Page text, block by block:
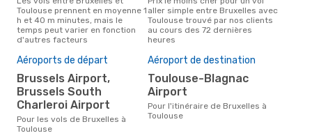
Toulouse prennent en moyenne 1
h et 40 m minutes, mais le
temps peut varier en fonction
d'autres facteurs
aller simple entre Bruxelles avec
Toulouse trouvé par nos clients
au cours des 72 dernières
heures
Aéroports de départ
Brussels Airport,
Brussels South
Charleroi Airport
Pour les vols de Bruxelles à
Toulouse
Aéroport de destination
Toulouse-Blagnac
Airport
Pour l'itinéraire de Bruxelles à
Toulouse